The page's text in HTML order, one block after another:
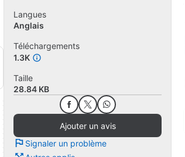
Langues
Anglais
Téléchargements
1.3K
Taille
28.84 KB
Ajouter un avis
Signaler un problème